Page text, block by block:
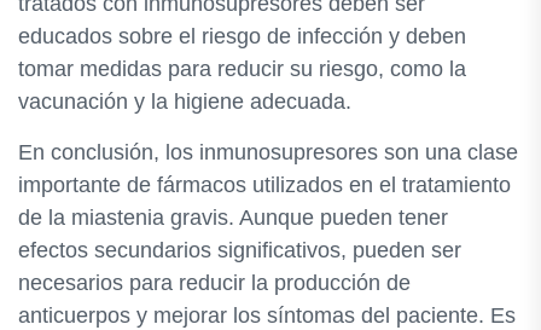
educados sobre el riesgo de infección y deben
tomar medidas para reducir su riesgo, como la
vacunación y la higiene adecuada.
En conclusión, los inmunosupresores son una clase
importante de fármacos utilizados en el tratamiento
de la miastenia gravis. Aunque pueden tener
efectos secundarios significativos, pueden ser
necesarios para reducir la producción de
anticuerpos y mejorar los síntomas del paciente. Es